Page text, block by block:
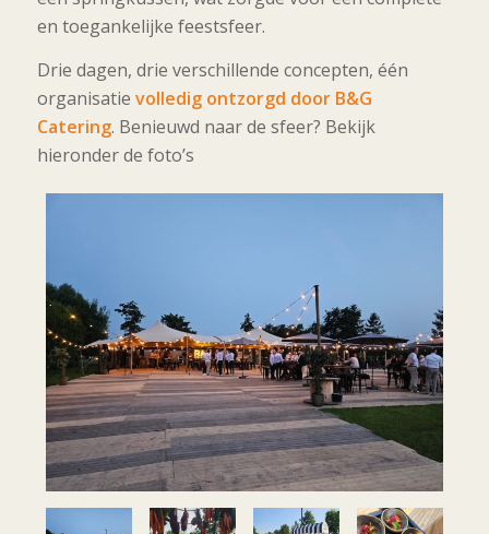
en toegankelijke feestsfeer.
Drie dagen, drie verschillende concepten, één
organisatie volledig ontzorgd door B&G
Catering. Benieuwd naar de sfeer? Bekijk
hieronder de foto’s